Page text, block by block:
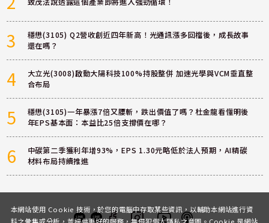
3
穩懋(3105) Q2營收創近四年新高！光通訊漲多回檔後，成長故事
還在嗎？
4
大立光(3008)啟動大陽科技100%持股整併 加速光學與VCM垂直整
合布局
5
穩懋(3105)一年暴漲7倍又腰斬，跌出價值了嗎？杜金龍看懂明後
年EPS基本面：本益比25倍支撐價在哪？
6
中碳第二季獲利年增93%，EPS 1.30元略低於法人預期，AI精碳
材料布局持續推進
本網站使用 Cookie 技術，於您的電腦中存取某些資訊，以輔助本網站進行資